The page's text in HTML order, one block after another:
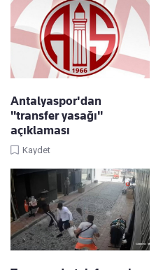
Antalyaspor'dan
"transfer yasağı"
açıklaması
Kaydet